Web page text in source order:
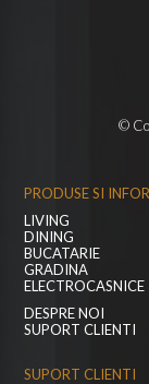
©
PRODUSE SI
LIVING
DINING
BUCATARIE
GRADINA
ELECTROCASNICE
DESPRE NOI
SUPORT CLIENTI
SUPORT CLIENTI